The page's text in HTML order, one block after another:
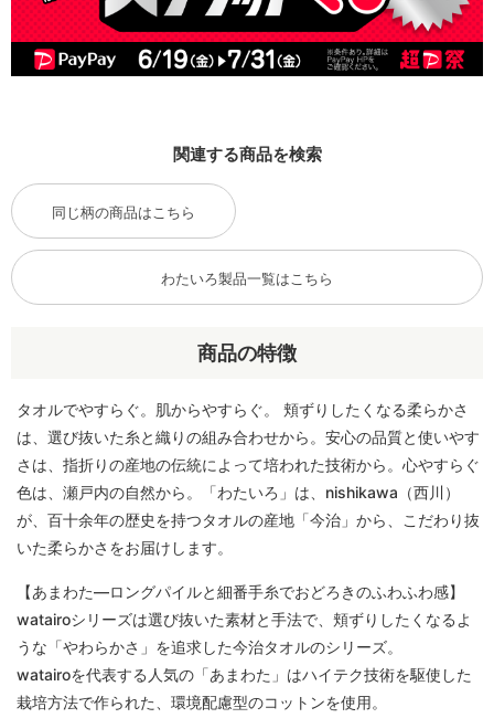
商品の特徴
タオルでやすらぐ。肌からやすらぐ。 頬ずりしたくなる柔らかさ
は、選び抜いた糸と織りの組み合わせから。安心の品質と使いやす
さは、指折りの産地の伝統によって培われた技術から。心やすらぐ
色は、瀬戸内の自然から。「わたいろ」は、nishikawa（西川）
が、百十余年の歴史を持つタオルの産地「今治」から、こだわり抜
いた柔らかさをお届けします。
【あまわた―ロングパイルと細番手糸でおどろきのふわふわ感】
watairoシリーズは選び抜いた素材と手法で、頬ずりしたくなるよ
うな「やわらかさ」を追求した今治タオルのシリーズ。
watairoを代表する人気の「あまわた」はハイテク技術を駆使した
栽培方法で作られた、環境配慮型のコットンを使用。
関連する商品を検索
同じ柄の商品はこちら
わたいろ製品一覧はこちら